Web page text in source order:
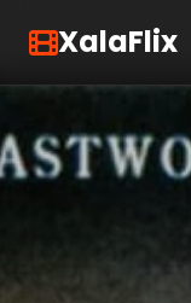
XalaFlix